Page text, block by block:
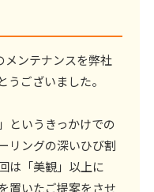
メンテナンスを弊社
うございました。
というきっかけでの
リングの深いひび割
は「美観」以上に
置いたご提案をさせ